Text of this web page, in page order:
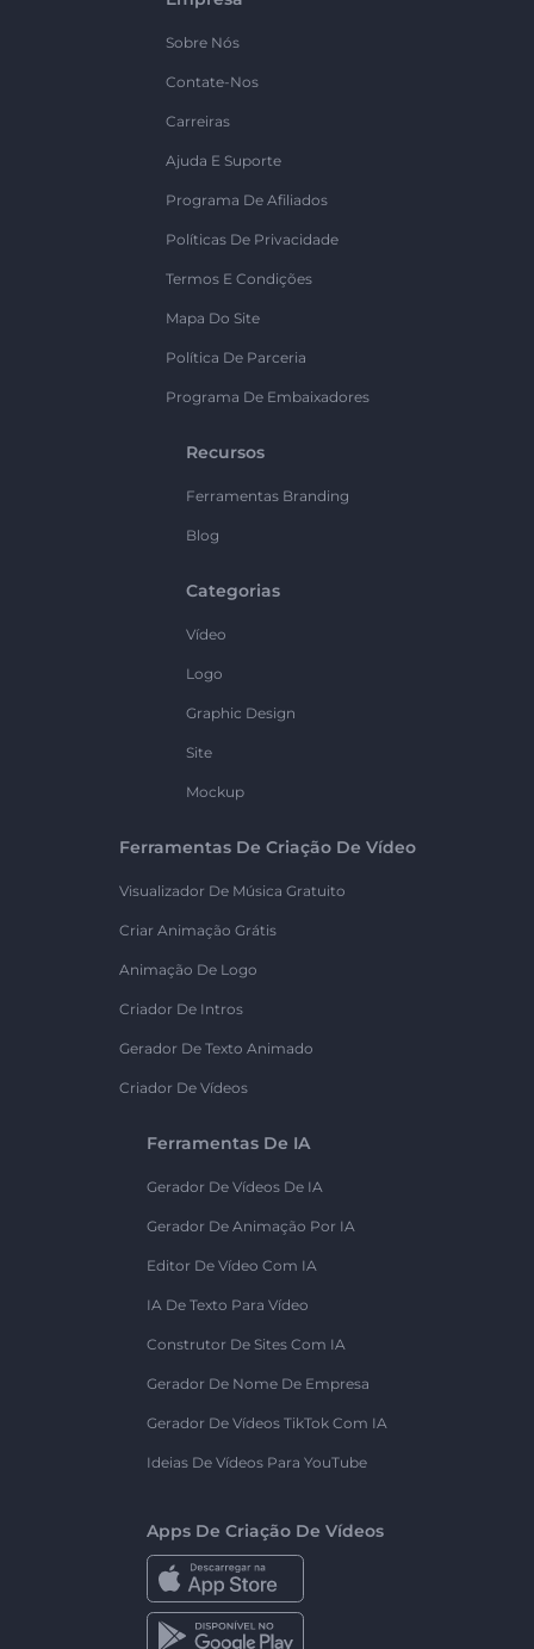
Sobre Nós
Contate-Nos
Carreiras
Ajuda E Suporte
Programa De Afiliados
Políticas De Privacidade
Termos E Condições
Mapa Do Site
Política De Parceria
Programa De Embaixadores
Recursos
Ferramentas Branding
Blog
Categorias
Vídeo
Logo
Graphic Design
Site
Mockup
Ferramentas De Criação De Vídeo
Visualizador De Música Gratuito
Criar Animação Grátis
Animação De Logo
Criador De Intros
Gerador De Texto Animado
Criador De Vídeos
Ferramentas De IA
Gerador De Vídeos De IA
Gerador De Animação Por IA
Editor De Vídeo Com IA
IA De Texto Para Vídeo
Construtor De Sites Com IA
Gerador De Nome De Empresa
Gerador De Vídeos TikTok Com IA
Ideias De Vídeos Para YouTube
Apps De Criação De Vídeos